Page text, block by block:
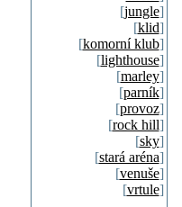
[jungle]
[klid]
[komorní klub]
[lighthouse]
[marley]
[parník]
[provoz]
[rock hill]
[sky]
[stará aréna]
[venuše]
[vrtule]